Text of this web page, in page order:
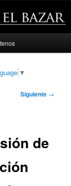
▼
Siguiente →
de